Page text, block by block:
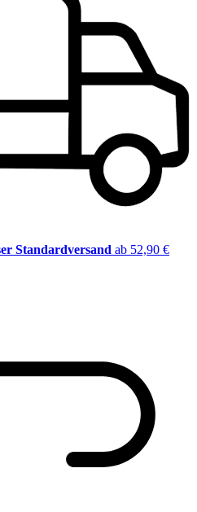
Standardversand ab 52,90 €